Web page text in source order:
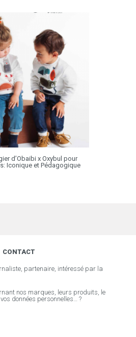
d’Obaibi x Oxybul pour
Iconique et Pédagogique
CONTACT
partenaire, intéressé par la
nos marques, leurs produits, le
données personnelles… ?